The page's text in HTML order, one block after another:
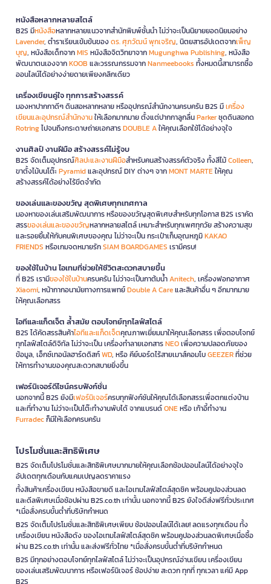
หนังสือหลากหลายสไตล์
B2S มีหนังสือหลากหลายแนวจากสำนักพิมพ์ชั้นนำ ไม่ว่าจะเป็นนิยายยอดนิยมอย่าง
Lavender, ตำราเรียนเข้มข้นของดร. ศุภวัฒน์ พุกเจริญ, นิตยสารอัปเดตจากเพ็ญ
บุญ, หนังสือเด็กจากMIS หนังสือจิตวิทยาจากMugunghwa Publishing, หนังสือ
พัฒนาตนเองจากKOOB และวรรณกรรมจากNanmeebooks ทั้งหมดนี้สามารถซื้อ
ออนไลน์ได้อย่างง่ายดายเพียงคลิกเดียว
เครื่องเขียนคู่ใจ ทุกการสร้างสรรค์
มองหาปากกาดีๆ ดินสอหลากหลาย หรืออุปกรณ์สำนักงานครบครัน B2S มีเครื่อง
เขียนและอุปกรณ์สำนักงานให้เลือกมากมาย ตั้งแต่ปากกาลูกลื่นParkerชุดดินสอกด
Rotringไปจนถึงกระดาษถ่ายเอกสารDOUBLE Aให้คุณเลือกใช้ได้อย่างจุใจ
งานศิลป์ งานฝีมือ สร้างสรรค์ไม่รู้จบ
B2S จัดเต็มอุปกรณ์ศิลปะและงานฝีมือสำหรับคนสร้างสรรค์ตัวจริง ทั้งสีไม้Colleen,
ขาตั้งไม้บนโต๊ะPyramidและอุปกรณ์ DIY ต่างๆ จากMONT MARTEให้คุณ
สร้างสรรค์ได้อย่างไร้ขีดจำกัด
ของเล่นและของขวัญ สุดพิเศษทุกเทศกาล
มองหาของเล่นเสริมพัฒนาการ หรือของขวัญสุดพิเศษสำหรับทุกโอกาส B2S เราคัด
สรรของเล่นและของขวัญหลากหลายสไตล์ เหมาะสำหรับทุกเพศทุกวัย สร้างความสุข
และรอยยิ้มให้กับคนพิเศษของคุณ ไม่ว่าจะเป็น กระเป๋าเก็บอุณหภูมิKAKAO
FRIENDS หรือเกมจดหมายรักSIAM BOARDGAMES เรามีครบ!
ของใช้ในบ้าน ไอเทมที่ช่วยให้ชีวิตสะดวกสบายขึ้น
ที่ B2S เรามีของใช้ในบ้านครบครัน ไม่ว่าจะเป็นกาต้มน้ำAnitech, เครื่องฟอกอากาศ
Xiaomi, หน้ากากอนามัยทางการแพทย์Double A Careและสินค้าอื่น ๆ อีกมากมาย
ให้คุณเลือกสรร
ไอทีและแก็ดเจ็ต ล้ำสมัย ตอบโจทย์ทุกไลฟ์สไตล์
B2S ได้คัดสรรสินค้าไอทีและแก็ดเจ็ตคุณภาพเยี่ยมมาให้คุณเลือกสรร เพื่อตอบโจทย์
ทุกไลฟ์สไตล์ดิจิทัล ไม่ว่าจะเป็น เครื่องทำลายเอกสารNEOเพื่อความปลอดภัยของ
ข้อมูล, เอ็กซ์เทอนัลฮาร์ดดิสก์WD, หรือ คีย์บอร์ดไร้สายเมาส์คอมโบGEEZERที่ช่วย
ให้การทำงานของคุณสะดวกสบายยิ่งขึ้น
เฟอร์นิเจอร์ดีไซน์ครบฟังก์ชั่น
นอกจากนี้ B2S ยังมีเฟอร์นิเจอร์ครบทุกฟังก์ชันให้คุณได้เลือกสรรเพื่อตกแต่งบ้าน
และที่ทำงาน ไม่ว่าจะเป็นโต๊ะทำงานพับได้ จากแบรนด์ONEหรือ เก้าอี้ทำงาน
Furradecก็มีให้เลือกครบครัน
โปรโมชั่นและสิทธิพิเศษ
B2S จัดเต็มโปรโมชั่นและสิทธิพิเศษมากมายให้คุณเลือกช้อปออนไลน์ได้อย่างจุใจ
อัปเดตทุกเดือนกับแคมเปญลดราคาแรง
ทั้งสินค้าเครื่องเขียน หนังสือขายดี และไอเทมไลฟ์สไตล์สุดชิค พร้อมคูปองส่วนลด
และดีลพิเศษเมื่อช้อปผ่าน B2S.co.th เท่านั้น นอกจากนี้ B2S ยังใจดีส่งฟรีทั่วประเทศ
*เมื่อสั่งครบขั้นต่ำที่บริษัทกำหนด
B2S จัดเต็มโปรโมชั่นและสิทธิพิเศษเพียบ ช้อปออนไลน์ได้เลย! ลดแรงทุกเดือน ทั้ง
เครื่องเขียน หนังสือดัง ของไอเทมไลฟ์สไตล์สุดชิค พร้อมคูปองส่วนลดพิเศษเมื่อซื้อ
ผ่าน B2S.co.th เท่านั้น และส่งฟรีทั่วไทย *เมื่อสั่งครบขั้นต่ำที่บริษัทกำหนด
B2S มีทุกอย่างตอบโจทย์ทุกไลฟ์สไตล์ ไม่ว่าจะเป็นอุปกรณ์อ่านเขียน เครื่องเขียน
ของเล่นเสริมพัฒนาการ หรือเฟอร์นิเจอร์ ช้อปง่าย สะดวก ทุกที่ ทุกเวลา แค่มี App
B2S